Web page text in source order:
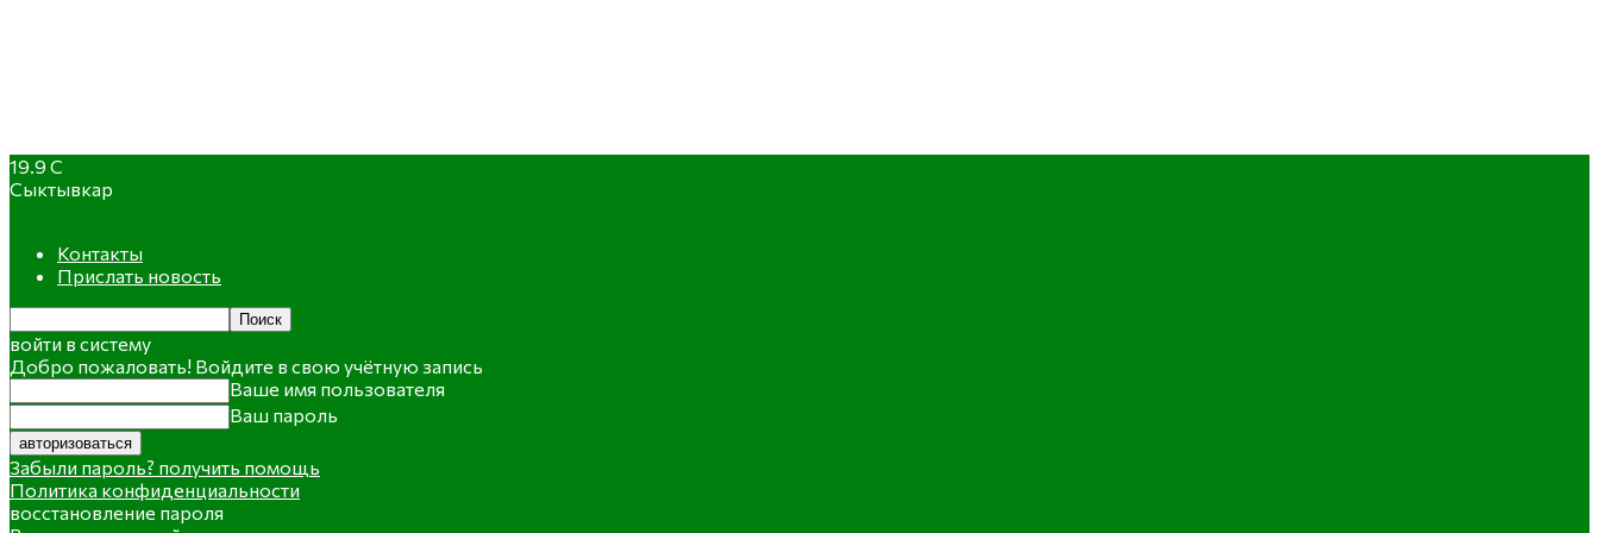
19.9 C
Сыктывкар
Контакты
Прислать новость
войти в систему
Добро пожаловать! Войдите в свою учётную запись
Ваше имя пользователя
Ваш пароль
Забыли пароль? получить помощь
Политика конфиденциальности
восстановление пароля